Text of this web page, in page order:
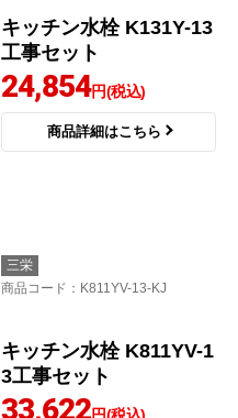
キッチン水栓 K131Y-13
工事セット
24,854円(税込)
商品詳細はこちら
三栄
商品コード ：K811YV-13-KJ
キッチン水栓 K811YV-1
3工事セット
33,622